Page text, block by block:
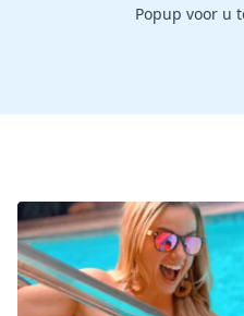
Popup voor u